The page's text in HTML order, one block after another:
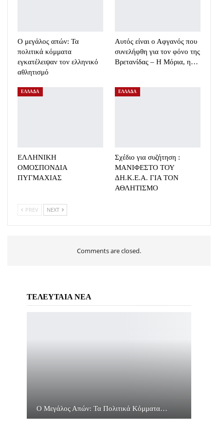
Ο μεγάλος απών: Τα
πολιτικά κόμματα
εγκατέλειψαν τον ελληνικό
αθλητισμό
Αυτός είναι ο Αφγανός που
συνελήφθη για τον φόνο της
Βρετανίδας – Η Μόρια, η…
ΕΛΛΑΔΑ
ΕΛΛΗΝΙΚΗ
ΟΜΟΣΠΟΝΔΙΑ
ΠΥΓΜΑΧΙΑΣ
ΕΛΛΑΔΑ
Σχέδιο για συζήτηση :
ΜΑΝΙΦΕΣΤΟ ΤΟΥ
ΔΗ.Κ.Ε.Α. ΓΙΑ ΤΟΝ
ΑΘΛΗΤΙΣΜΟ
PREV NEXT
Comments are closed.
ΤΕΛΕΥΤΑΙΑ ΝΕΑ
Ο Μεγάλος Απών: Τα Πολιτικά Κόμματα…